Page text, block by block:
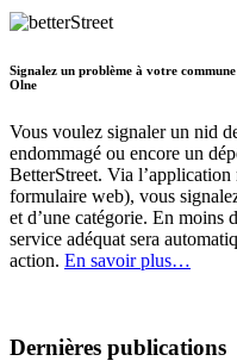
Signalez un problème à votre
Olne
Vous voulez signaler un nid
endommagé ou encore un
BetterStreet. Via
formulaire web), vous
et d’une catégorie. En moins
service adéquat sera
action. En savoir plus…
Dernières publications